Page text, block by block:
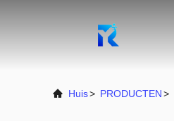
Huis> PRODUCTEN>